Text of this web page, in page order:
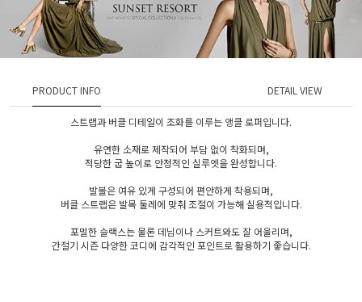
PRODUCT INFO DETAIL VIEW
스트랩과 버클 디테일이 조화를 이루는 앵클 로퍼입니다.
유연한 소재로 제작되어 부담 없이 착화되며,
적당한 굽 높이로 안정적인 실루엣을 완성합니다.
발볼은 여유 있게 구성되어 편안하게 착용되며,
버클 스트랩은 발목 둘레에 맞춰 조절이 가능해 실용적입니다.
포멀한 슬랙스는 물론 데님이나 스커트와도 잘 어울리며,
간절기 시즌 다양한 코디에 감각적인 포인트로 활용하기 좋습니다.